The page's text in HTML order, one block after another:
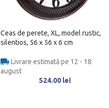
Ceas de perete, XL, model rustic,
silentios, 56 x 56 x 6 cm
Livrare estimată pe 12 - 18
august
524.00 lei